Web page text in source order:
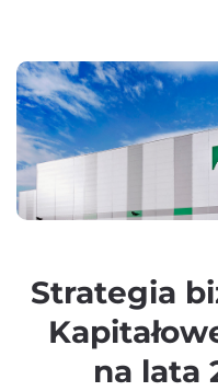
Strategia
na lata